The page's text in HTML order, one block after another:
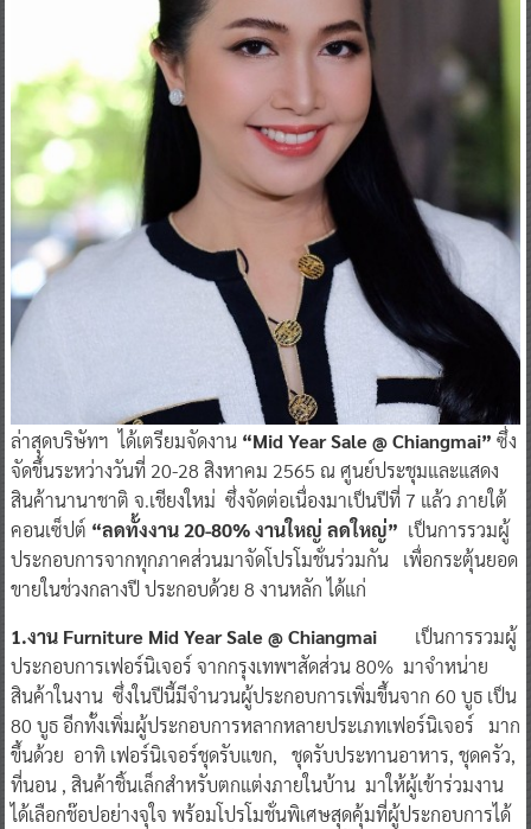
ล่าสุดบริษัทฯ ได้เตรียมจัดงาน “Mid Year Sale @ Chiangmai” ซึ่ง
จัดขึ้นระหว่างวันที่ 20-28 สิงหาคม 2565 ณ ศูนย์ประชุมและแสดง
สินค้านานาชาติ จ.เชียงใหม่ ซึ่งจัดต่อเนื่องมาเป็นปีที่ 7 แล้ว ภายใต้
คอนเซ็ปต์ “ลดทั้งงาน 20-80% งานใหญ่ ลดใหญ่” เป็นการรวมผู้
ประกอบการจากทุกภาคส่วนมาจัดโปรโมชั่นร่วมกัน เพื่อกระตุ้นยอด
ขายในช่วงกลางปี ประกอบด้วย 8 งานหลัก ได้แก่
1.งาน Furniture Mid Year Sale @ Chiangmai เป็นการรวมผู้
ประกอบการเฟอร์นิเจอร์ จากกรุงเทพฯสัดส่วน 80% มาจำหน่าย
สินค้าในงาน ซึ่งในปีนี้มีจำนวนผู้ประกอบการเพิ่มขึ้นจาก 60 บูธ เป็น
80 บูธ อีกทั้งเพิ่มผู้ประกอบการหลากหลายประเภทเฟอร์นิเจอร์ มาก
ขึ้นด้วย อาทิ เฟอร์นิเจอร์ชุดรับแขก, ชุดรับประทานอาหาร, ชุดครัว,
ที่นอน , สินค้าชิ้นเล็กสำหรับตกแต่งภายในบ้าน มาให้ผู้เข้าร่วมงาน
ได้เลือกช๊อปอย่างจุใจ พร้อมโปรโมชั่นพิเศษสุดคุ้มที่ผู้ประกอบการได้